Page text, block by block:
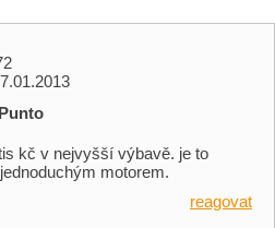
Punto
kč v nejvyšší výbavě. je to
motorem.
reagovat